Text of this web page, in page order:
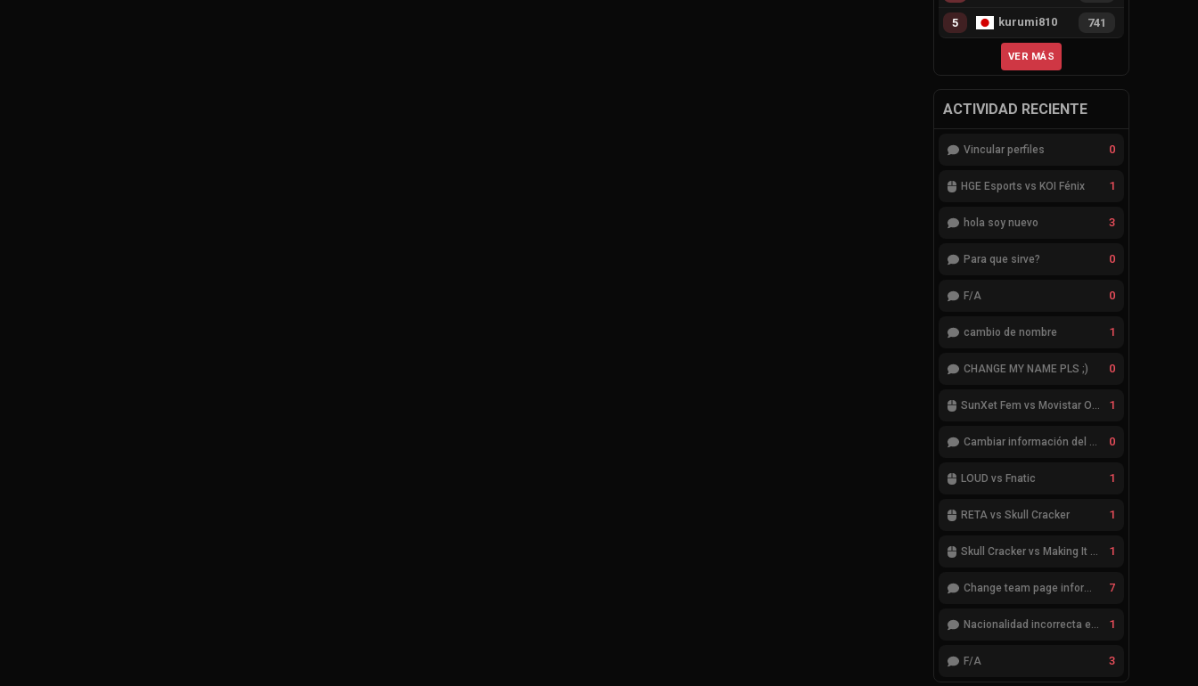
5 kurumi810 741
VER MÁS
ACTIVIDAD RECIENTE
Vincular perfiles 0
HGE Esports vs KOI Fénix 1
hola soy nuevo 3
Para que sirve? 0
F/A 0
cambio de nombre 1
CHANGE MY NAME PLS ;) 0
SunXet Fem vs Movistar Optix Fem 1
Cambiar información del Team 0
LOUD vs Fnatic 1
RETA vs Skull Cracker 1
Skull Cracker vs Making It Look Easy 1
Change team page information 7
Nacionalidad incorrecta en el jugador cheatcode 1
F/A 3